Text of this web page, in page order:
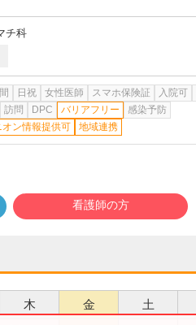
チ科
日祝 女性医師 スマホ保険証 入院可
訪問 DPC バリアフリー
感染予防
ン情報提供可 地域連携
看護師の方
木 金 土